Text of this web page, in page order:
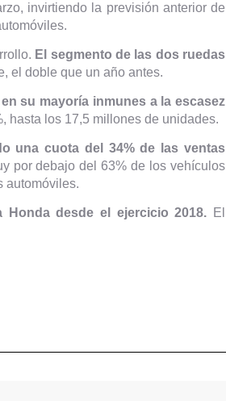
invirtiendo la previsión anterior de
El segmento de las dos ruedas
el doble que un año antes.
su mayoría inmunes a la escasez
hasta los 17,5 millones de unidades.
una cuota del 34% de las ventas
por debajo del 63% de los vehículos
automóviles.
desde el ejercicio 2018.
El